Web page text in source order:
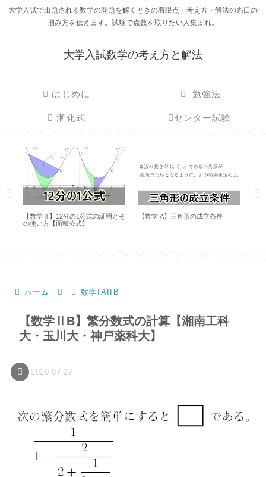
大学入試で出題される数学の問題を解くときの着眼点・考え方・解法の糸口の
掴み方を伝えます。試験で点数を取りたい人集まれ。
大学入試数学の考え方と解法
はじめに 勉強法
漸化式 センター試験
【数学Ⅱ】12分の1公式の証明とそ
の使い方【面積公式】
【数学IA】三角形の成立条件
ホーム 数学IAIIB
【数学ⅡB】繁分数式の計算【湘南工科
大・玉川大・神戸薬科大】
2020.07.27